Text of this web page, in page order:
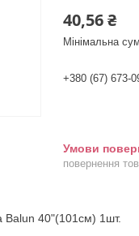
40,56 ₴
Мінімальна
+380 (67) 673-
повернення
Balun 40"(101см) 1шт.